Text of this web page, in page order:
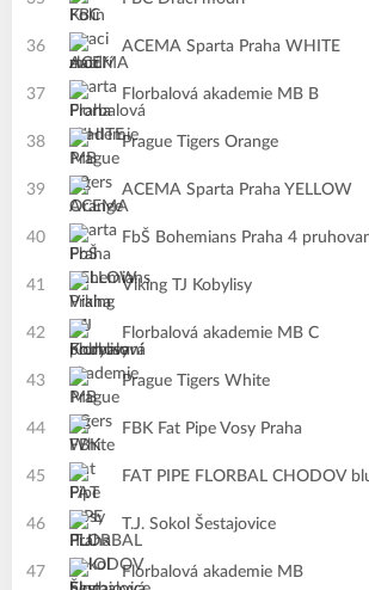
36 ACEMA Sparta Praha WHITE
37 Florbalová akademie MB B
38 Prague Tigers Orange
39 ACEMA Sparta Praha YELLOW
40 FbŠ Bohemians Praha 4
41 Viking TJ Kobylisy
42 Florbalová akademie MB C
43 Prague Tigers White
44 FBK Fat Pipe Vosy Praha
45 FAT PIPE FLORBAL CHODOV
46 T.J. Sokol Šestajovice
47 Florbalová akademie MB